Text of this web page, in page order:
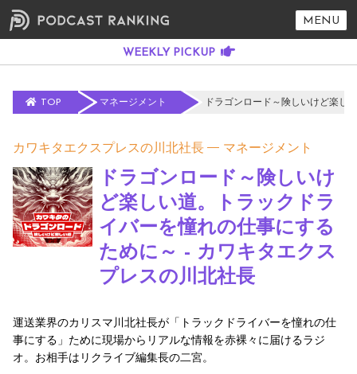
MENU
TOP マネージメント ドラゴンロード～険しいけど楽し
カワキタエクスプレスの川北社長 マネージメント
ドラゴンロード～険しいけ
ど楽しい道。トラックドラ
イバーを憧れの仕事にする
ために～ - カワキタエクス
プレスの川北社長
運送業界のカリスマ川北社長が「トラックドライバーを憧れの仕
事にする」ために現場からリアルな情報を赤裸々に届けるラジ
オ。お相手はリクライブ編集長の二宮。